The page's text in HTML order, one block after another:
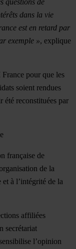
dans la vie
est en retard par
exemple », explique
France pour que les
soient rendues
été reconstituées par
française de
de la
à l’intégrité de la
affiliées
secrétariat
l’opinion